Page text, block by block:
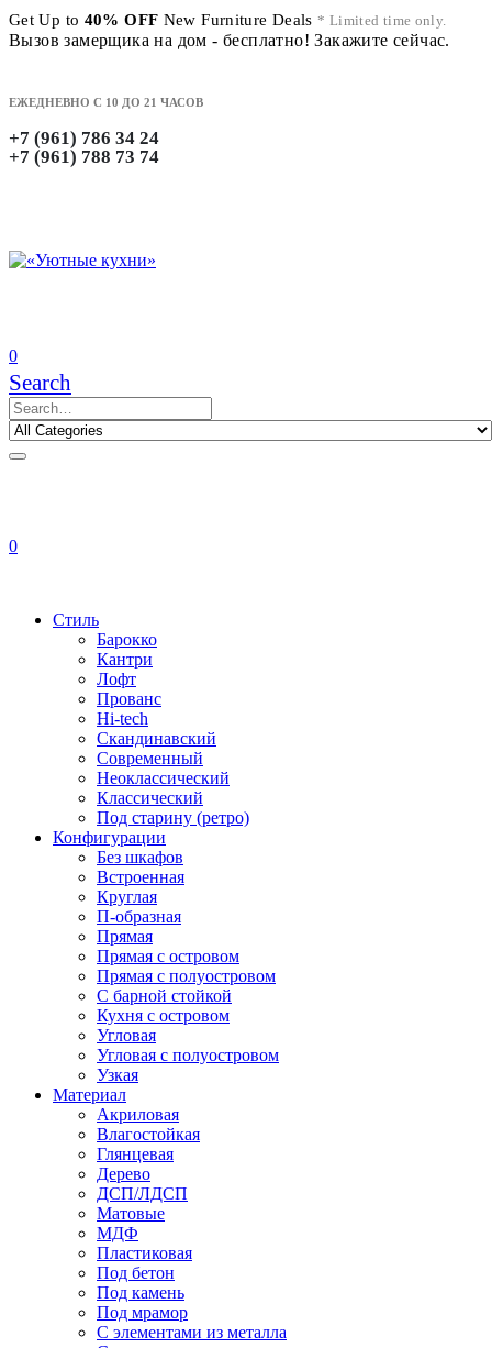
Get Up to 40% OFF New Furniture Deals * Limited time only.
Вызов замерщика на дом - бесплатно! Закажите сейчас.
ЕЖЕДНЕВНО С 10 ДО 21 ЧАСОВ
+7 (961) 786 34 24
+7 (961) 788 73 74
0
Search
0
Стиль
Барокко
Кантри
Лофт
Прованс
Hi-tech
Скандинавский
Современный
Неоклассический
Классический
Под старину (ретро)
Конфигурации
Без шкафов
Встроенная
Круглая
П-образная
Прямая
Прямая с островом
Прямая с полуостровом
С барной стойкой
Кухня с островом
Угловая
Угловая с полуостровом
Узкая
Материал
Акриловая
Влагостойкая
Глянцевая
Дерево
ДСП/ЛДСП
Матовые
МДФ
Пластиковая
Под бетон
Под камень
Под мрамор
С элементами из металла